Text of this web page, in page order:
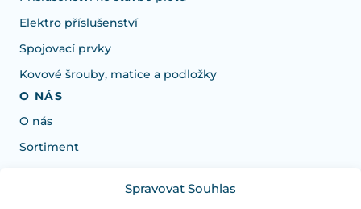
Spravovat Souhlas
Elektro příslušenství
Spojovací prvky
Kovové šrouby, matice a podložky
O NÁS
O nás
Sortiment
Potřebujete poradit s výběrem?